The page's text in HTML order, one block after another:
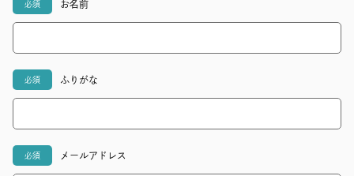
必須 お名前
必須 ふりがな
必須 メールアドレス